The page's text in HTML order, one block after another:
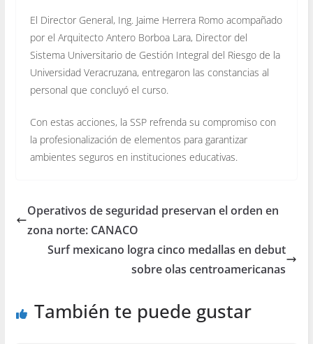
El Director General, Ing. Jaime Herrera Romo acompañado
por el Arquitecto Antero Borboa Lara, Director del
Sistema Universitario de Gestión Integral del Riesgo de la
Universidad Veracruzana, entregaron las constancias al
personal que concluyó el curso.
Con estas acciones, la SSP refrenda su compromiso con
la profesionalización de elementos para garantizar
ambientes seguros en instituciones educativas.
Operativos de seguridad preservan el orden en
zona norte: CANACO
Surf mexicano logra cinco medallas en debut
sobre olas centroamericanas
También te puede gustar